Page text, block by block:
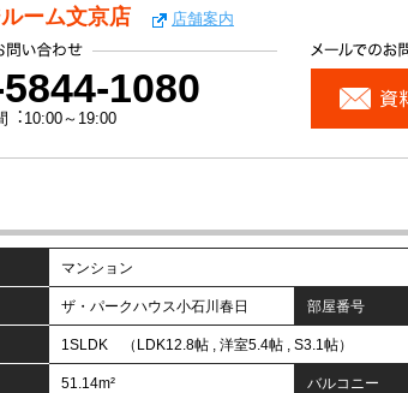
ーム文京店 店舗案内
1080
︓10:00～19:00
マンション
ザ・パークハウス小石川春日 部屋番号
1SLDK （LDK12.8帖 , 洋室5.4帖 , S3.1帖）
51.14m² バルコニー